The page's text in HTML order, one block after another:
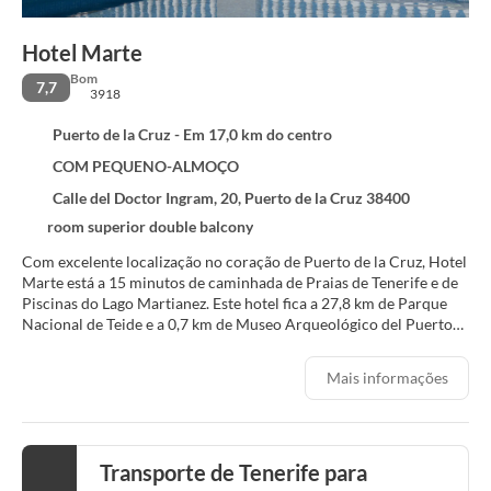
Hotel Marte
7,7
Bom
3918
Puerto de la Cruz - Em 17,0 km do centro
COM PEQUENO-ALMOÇO
Calle del Doctor Ingram, 20, Puerto de la Cruz 38400
room superior double balcony
Com excelente localização no coração de Puerto de la Cruz, Hotel
Marte está a 15 minutos de caminhada de Praias de Tenerife e de
Piscinas do Lago Martianez. Este hotel fica a 27,8 km de Parque
Nacional de Teide e a 0,7 km de Museo Arqueológico del Puerto
Não perca as atividades de recreação, como uma piscina externa e
cortesia, serviços de concierge e sala de estar comum.
Sinta-se em casa em um de nossos 95 quartos. A propriedade
Mais informações
Transporte de Tenerife para